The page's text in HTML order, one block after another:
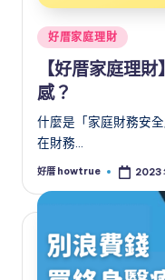
Posted
好厝家庭理財
【好厝家庭理
感？
什麼是「家庭財務安
在財務…
Posted
好厝 howtrue 2023